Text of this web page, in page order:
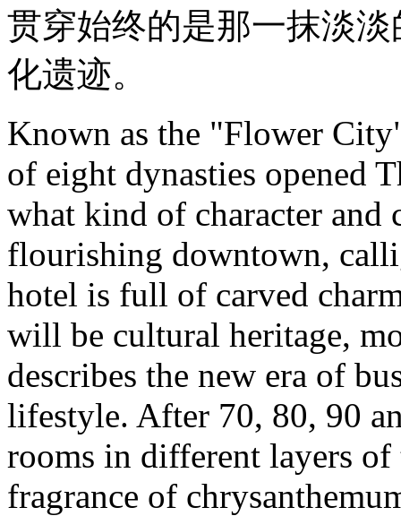
贯穿始终的是那一抹淡
化遗迹。
Known as the "Flower
of eight dynasties opened
what kind of character and
flourishing downtown,
hotel is full of carved
will be cultural heritage,
describes the new era of
lifestyle. After 70, 80, 90
rooms in different layers
fragrance of